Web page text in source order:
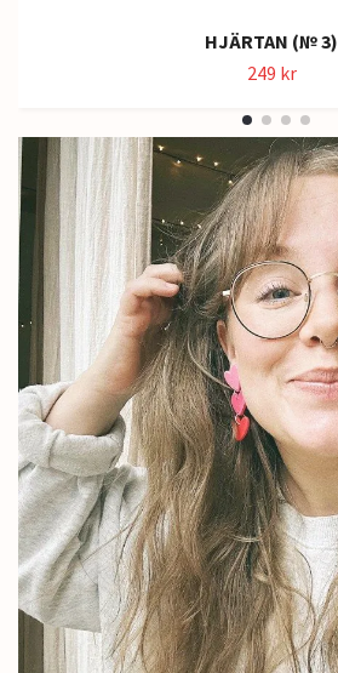
HJÄRTAN (№ 3)
249 kr